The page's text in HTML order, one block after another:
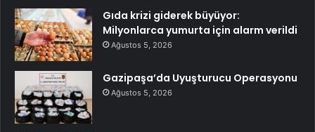
Gıda krizi giderek büyüyor:
Milyonlarca yumurta için alarm verildi
Ağustos 5, 2026
Gazipaşa’da Uyuşturucu Operasyonu
Ağustos 5, 2026